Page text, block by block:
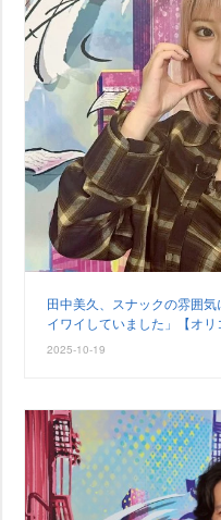
田中美久、スナックの雰囲
イワイしていました」【オ
2025-10-19